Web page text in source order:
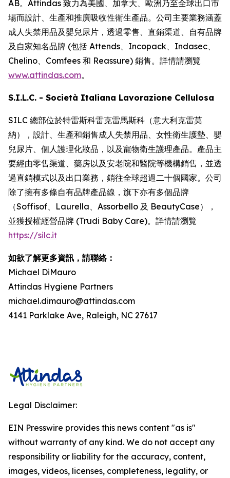
AB。Attindas 致力為美國、加拿大、歐洲乃至全球出口市
場而設計、生產和推廣吸收性衛生產品。公司主要業務涵蓋
成人失禁用品及嬰兒尿片，透過零售、直銷渠道、自有品牌
及自家知名品牌 (包括 Attends、Incopack、Indasec、
Chelino、Comfees 和 Reassure) 銷售。詳情請瀏覽
www.attindas.com。
S.I.L.C. - Società Italiana Lavorazione Cellulosa
SILC 總部位於特雷斯科雷克雷馬斯科（意大利克雷莫
納），設計、生產和銷售成人失禁用品、女性衛生護墊、嬰
兒尿片、個人護理化妝品，以及寵物衛生護理產品。產品主
要經由零售渠道、藥房以及安老院和醫院等機構銷售，並透
過直銷模式以及出口業務，銷往全球超過二十個國家。公司
除了擁有多條自有品牌產品線，旗下亦有多個品牌
（Soffisof、Laurella、Assorbello 及 BeautyCase），
並獲授權經營品牌 (Trudi Baby Care)。詳情請瀏覽
https://silc.it
如欲了解更多資訊，請聯絡：
Michael DiMauro
Attindas Hygiene Partners
michael.dimauro@attindas.com
4141 Parklake Ave, Raleigh, NC 27617
Legal Disclaimer:
EIN Presswire provides this news content "as is"
without warranty of any kind. We do not accept any
responsibility or liability for the accuracy, content,
images, videos, licenses, completeness, legality, or